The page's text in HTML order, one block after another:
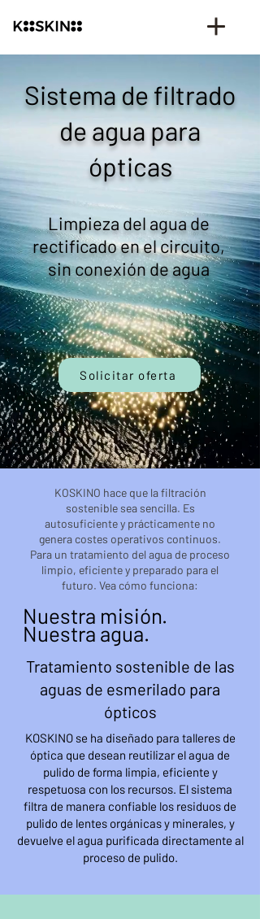
Sistema de filtrado
de agua para
ópticas
Limpieza del agua de
rectificado en el circuito,
sin conexión de agua
Solicitar oferta
KOSKINO hace que la filtración
sostenible sea sencilla. Es
autosuficiente y prácticamente no
genera costes operativos continuos.
Para un tratamiento del agua de proceso
limpio, eficiente y preparado para el
futuro. Vea cómo funciona:
Nuestra misión.
Nuestra agua.
Tratamiento sostenible de las
aguas de esmerilado para
ópticos
KOSKINO se ha diseñado para talleres de
óptica que desean reutilizar el agua de
pulido de forma limpia, eficiente y
respetuosa con los recursos. El sistema
filtra de manera confiable los residuos de
pulido de lentes orgánicas y minerales, y
devuelve el agua purificada directamente al
proceso de pulido.